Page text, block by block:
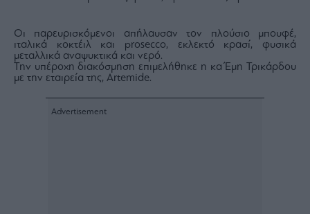
Οι παρευρισκόμενοι απήλαυσαν τον πλούσιο μπουφέ,
ιταλικά κοκτέιλ και prosecco, εκλεκτό κρασί, φυσικά
μεταλλικά αναψυκτικά και νερό.
Την υπέροχη διακόσμηση επιμελήθηκε η κα Έμη Τρικάρδου
με την εταιρεία της, Artemide.